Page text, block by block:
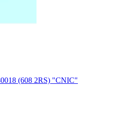
(608 2RS) "CNIC"